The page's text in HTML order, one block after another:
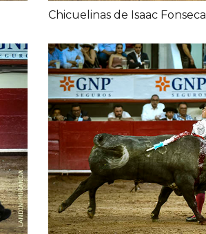
Chicuelinas de Isaac Fonseca